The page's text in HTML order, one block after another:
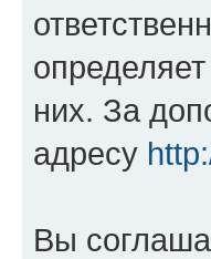
них. За
адресу
Вы